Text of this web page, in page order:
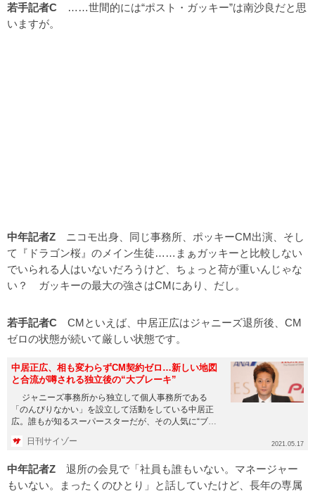
若手記者C ……世間的には“ポスト・ガッキー”は南沙良だと思
いますが。
中年記者Z ニコモ出身、同じ事務所、ポッキーCM出演、そし
て『ドラゴン桜』のメイン生徒……まぁガッキーと比較しない
でいられる人はいないだろうけど、ちょっと荷が重いんじゃな
い？
ガッキーの最大の強さはCMにあり 、だし。
若手記者C CMといえば、中居正広はジャニーズ退所後、CM
ゼロの状態が続いて厳しい状態です。
中居正広、相も変わらずCM契約ゼロ…新しい地図
と合流が噂される独立後の“大ブレーキ”
「のんびりなかい」を設立して活動をしている中居正
広。誰もが知るスーパースターだが、その人気に“ブレ
日刊サイゾー 2021.05.17
中年記者Z 退所の会見で「社員も誰もいない。マネージャー
もいない。まったくのひとり」と話していたけど、長年の専属